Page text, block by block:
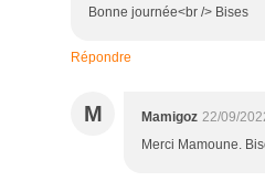
Bonne journée<br /> Bises
Répondre
M Mamigoz 22/09/
Merci Mamoune.